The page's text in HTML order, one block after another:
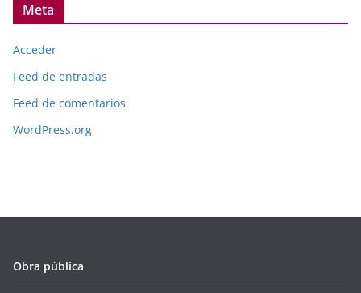
Meta
Acceder
Feed de entradas
Feed de comentarios
WordPress.org
Obra pública